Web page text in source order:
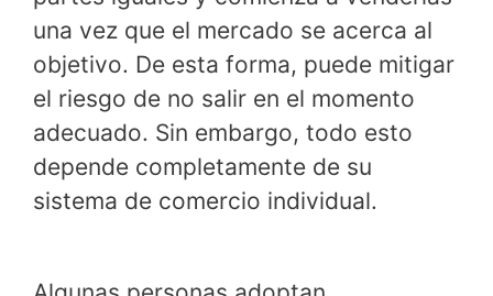
una vez que el mercado se acerca al
objetivo. De esta forma, puede mitigar
el riesgo de no salir en el momento
adecuado. Sin embargo, todo esto
depende completamente de su
sistema de comercio individual.